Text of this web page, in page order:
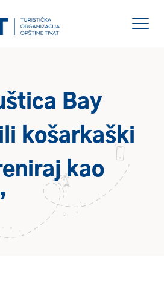
Bay
košarkaški
kao